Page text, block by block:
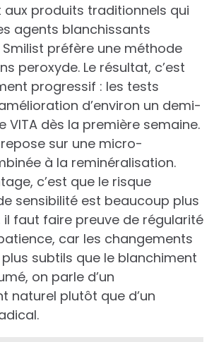
produits traditionnels qui
agents blanchissants
préfère une méthode
peroxyde. Le résultat, c’est
progressif : les tests
d’environ un demi-
VITA dès la première semaine.
sur une micro-
à la reminéralisation.
c’est que le risque
sensibilité est beaucoup plus
il faut faire preuve de régularité
car les changements
subtils que le blanchiment
on parle d’un
naturel plutôt que d’un